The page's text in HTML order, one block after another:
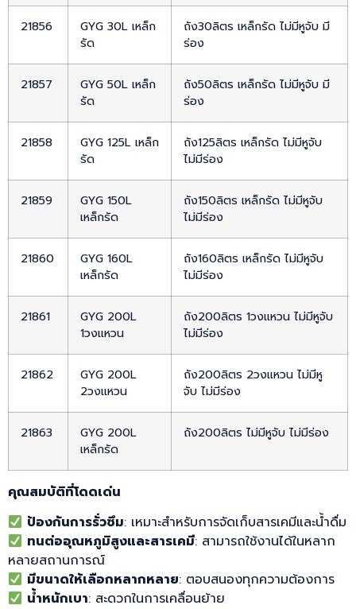
21856
GYG 30L เหล็ก
รัด
ถัง30ลิตร เหล็กรัด ไม่มีหูจับ มี
ร่อง
21857
GYG 50L เหล็ก
รัด
ถัง50ลิตร เหล็กรัด ไม่มีหูจับ มี
ร่อง
21858
GYG 125L เหล็ก
รัด
ถัง125ลิตร เหล็กรัด ไม่มีหูจับ
ไม่มีร่อง
21859
GYG 150L
เหล็กรัด
ถัง150ลิตร เหล็กรัด ไม่มีหูจับ
ไม่มีร่อง
21860
GYG 160L
เหล็กรัด
ถัง160ลิตร เหล็กรัด ไม่มีหูจับ
ไม่มีร่อง
21861
GYG 200L
1วงแหวน
ถัง200ลิตร 1วงแหวน ไม่มีหูจับ
ไม่มีร่อง
21862
GYG 200L
2วงแหวน
ถัง200ลิตร 2วงแหวน ไม่มีหู
จับ ไม่มีร่อง
21863
GYG 200L
เหล็กรัด
ถัง200ลิตร ไม่มีหูจับ ไม่มีร่อง
คุณสมบัติที่โดดเด่น
ป้องกันการรั่วซึม: เหมาะสำหรับการจัดเก็บสารเคมีและน้ำดื่ม
ทนต่ออุณหภูมิสูงและสารเคมี: สามารถใช้งานได้ในหลาก
หลายสถานการณ์
มีขนาดให้เลือกหลากหลาย: ตอบสนองทุกความต้องการ
น้ำหนักเบา: สะดวกในการเคลื่อนย้าย